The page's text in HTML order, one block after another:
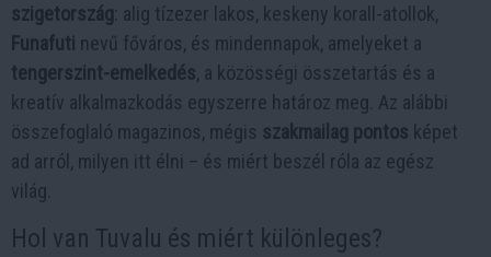
szigetország : alig tízezer lakos, keskeny korall-atollok,
Funafuti nevű főváros, és mindennapok, amelyeket a
tengerszint-emelkedés, a közösségi összetartás és a
kreatív alkalmazkodás egyszerre határoz meg. Az alábbi
összefoglaló magazinos, mégis szakmailag pontos képet
ad arról, milyen itt élni – és miért beszél róla az egész
világ.
Hol van Tuvalu és miért különleges?